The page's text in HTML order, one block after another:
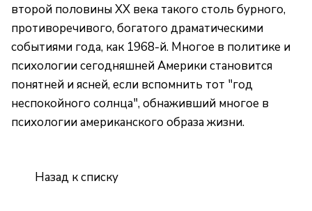
второй половины XX века такого столь бурного,
противоречивого, богатого драматическими
событиями года, как 1968-й. Многое в политике и
психологии сегодняшней Америки становится
понятней и ясней, если вспомнить тот "год
неспокойного солнца", обнаживший многое в
психологии американского образа жизни.
Назад к списку